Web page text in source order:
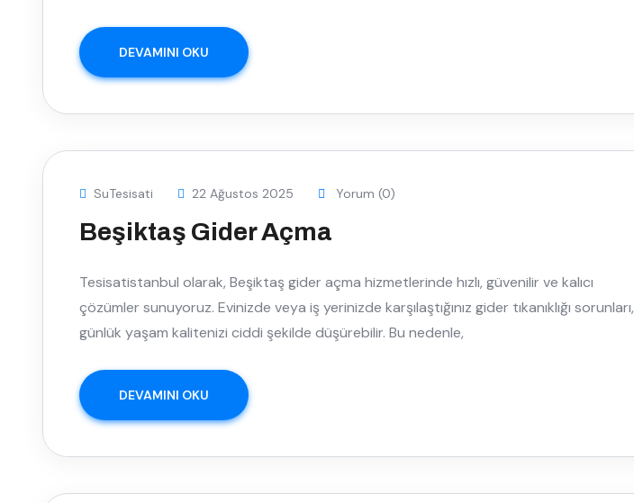
DEVAMINI OKU
SuTesisati 22 Ağustos 2025 Yorum (0)
Beşiktaş Gider Açma
Tesisatistanbul olarak, Beşiktaş gider açma hizmetlerinde hızlı, güvenilir ve kalıcı
çözümler sunuyoruz. Evinizde veya iş yerinizde karşılaştığınız gider tıkanıklığı sorunları,
günlük yaşam kalitenizi ciddi şekilde düşürebilir. Bu nedenle,
DEVAMINI OKU